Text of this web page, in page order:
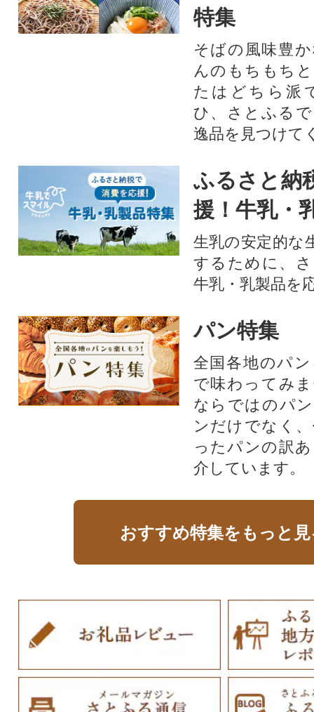
特集
そばの風味豊
んのもちもち
たはどちら派
ひ、さとふる
逸品を見つけて
ふるさと納
援！牛乳・
生乳の安定的な
するために、
牛乳・乳製品を
パン特集
全国各地のパ
で味わってみ
ならではのパ
ンだけでなく
ったパンの訳
介しています。
おすすめ特集をもっと